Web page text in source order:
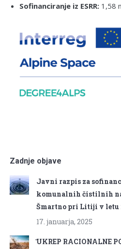
Sofinanciranje iz ESRR: 1,58
Zadnje objave
Javni razpis za
komunalnih čistilnih
Šmartno pri Litiji v letu
17. januarja, 2025
̌UKREP RACIONALNE